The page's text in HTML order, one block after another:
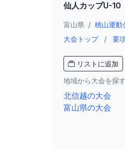
仙人カップU-10
富山県 / 桃山運
大会トップ
/ 要
リストに追加
地域から大会を探す
北信越の大会
富山県の大会